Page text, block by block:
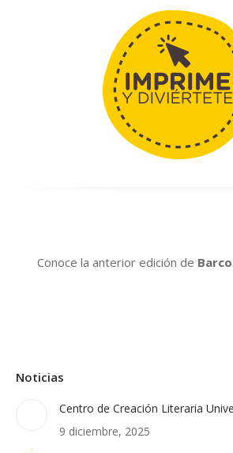
Conoce la anterior edición de
Noticias
Centro de Creación Literaria
9 diciembre, 2025